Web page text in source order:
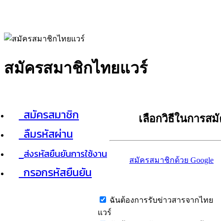
สมัครสมาชิกไทยแวร์
สมัครสมาชิก
ลืมรหัสผ่าน
ส่งรหัสยืนยันการใช้งาน
กรอกรหัสยืนยัน
เลือกวิธีในการส
สมัครสมาชิกด้วย Google
ฉันต้องการรับข่าวสารจากไทย
แวร์